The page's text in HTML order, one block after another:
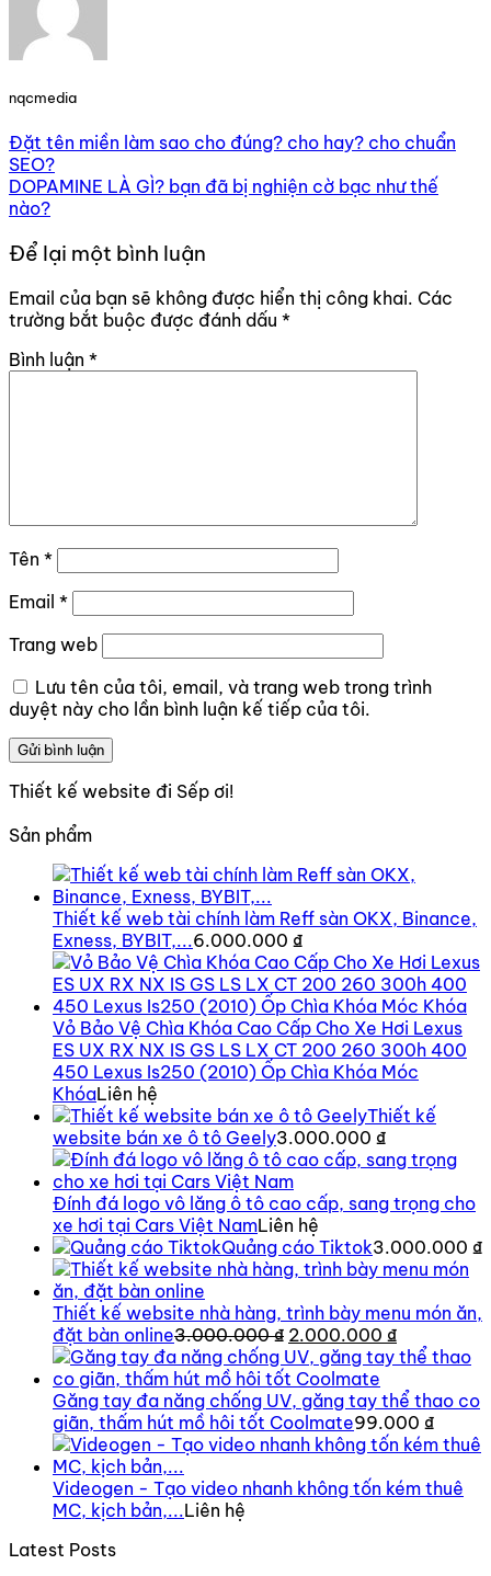
nqcmedia
Đặt tên miền làm sao cho đúng? cho hay? cho chuẩn
SEO?
DOPAMINE LÀ GÌ? bạn đã bị nghiện cờ bạc như thế
nào?
Để lại một bình luận
Email của bạn sẽ không được hiển thị công khai. Các
trường bắt buộc được đánh dấu *
Bình luận *
Tên *
Email *
Trang web
Lưu tên của tôi, email, và trang web trong trình
duyệt này cho lần bình luận kế tiếp của tôi.
Thiết kế website đi Sếp ơi!
Sản phẩm
Thiết kế web tài chính làm Reff sàn OKX, Binance,
Exness, BYBIT,...6.000.000 ₫
Vỏ Bảo Vệ Chìa Khóa Cao Cấp Cho Xe Hơi Lexus
ES UX RX NX IS GS LS LX CT 200 260 300h 400
450 Lexus Is250 (2010) Ốp Chìa Khóa Móc
KhóaLiên hệ
Thiết kế
website bán xe ô tô Geely3.000.000 ₫
Đính đá logo vô lăng ô tô cao cấp, sang trọng cho
xe hơi tại Cars Việt NamLiên hệ
Quảng cáo Tiktok3.000.000 ₫
Thiết kế website nhà hàng, trình bày menu món ăn,
đặt bàn online3.000.000₫ Giá
gốc
là:
3.000.000 ₫.
2.000.000 ₫Giá
hiện
là:
2.000.000
Găng tay đa năng chống UV, găng tay thể thao co
giãn, thấm hút mồ hôi tốt Coolmate99.000 ₫
Videogen - Tạo video nhanh không tốn kém thuê
MC, kịch bản,...Liên hệ
Latest Posts